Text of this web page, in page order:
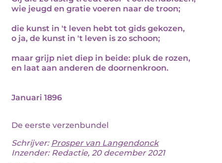
wie jeugd en gratie voeren naar de troon;
die kunst in 't leven hebt tot gids gekozen,
o ja, de kunst in 't leven is zo schoon;
maar grijp niet diep in beide: pluk de rozen,
en laat aan anderen de doornenkroon.
Januari 1896
De eerste verzenbundel
Schrijver: Prosper van Langendonck
Inzender: Redactie, 20 december 2021